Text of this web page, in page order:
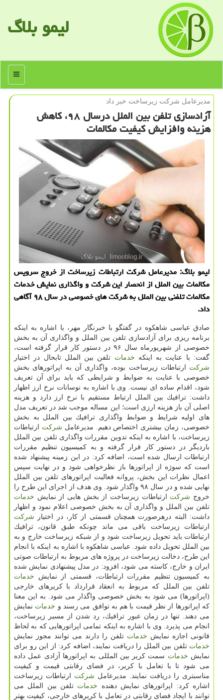
لیمو بلاگ
منو
مدیرعامل شركت زیرساخت خبر داد
آزادسازی تلفن بین الملل درسال ۹۸، كاهش
هزینه وافزایش كیفیت مكالمات
لیمو بلاگ: مدیرعامل شركت ارتباطات زیرساخت از خروج سرویس
مكالمات بین الملل از انحصار این شركت و واگذاری نمایش خدمات
مكالمات تلفنی بین الملل به شركت های خصوصی در سال ۹۸ آگاهی
داد.
صادق عباسی شاهكوه در گفتگو با خبرنگار مهر، با اشاره به اینكه
برنامه ریزی برای آزادسازی تلفن بین الملل و واگذاری آن به بخش
خصوصی از شهریورماه سال ۹۶ در دستور كار قرار گرفته است،
گفت: با عنایت به اینكه خدمات تلفن بین الملل تابحال در اختیار
شركت ارتباطات زیرساخت بوده، واگذاری آن به اپراتورهای بخش
خصوصی با عنایت به ضوابط و شرایطی كه باید برای آن تعریف
شود، اقدام ساده ای نیست. وی با اشاره به نوسانات نرخ ارز اظهار
داشت: ترافیك بین الملل ارتباط مستقیم با نرخ ارز دارد و هزینه
اصلی آن باز هزینه ارزی است؛ این مساله موجب شد در تعریف مدل
های اولیه شرایط و ضوابط واگذاری ترافیك بین الملل به بخش
خصوصی، زمان بیشتری اختصاص دهیم. مدیرعامل شركت ارتباطات
زیرساخت، با اشاره به اینكه تدوین مقررات واگذاری تلفن بین الملل
باردیگر در دستور كار قرار گرفته و به كمیسیون تنظیم مقررات
ارتباطات ارسال شده است، اضافه كرد: در این زمینه پیشنهاد شده
است كه سوژه از اپراتورها باز نظرخواهی شود و در نهایت سپس
اعمال نظرات این بخش، پروانه فعالیت اپراتورهای تلفن بین الملل
نهایی شده و در سال ۹۸ واگذار شود. وی هدف از اجرای این طرح را
خروج شركت ارتباطات زیرساخت از بخش هایی از نمایش خدمات
تلفن بین الملل و واگذاری آن به بخش خصوصی اعلام نمود و اظهار
داشت: البته درهرصورت همچنان قسمتی از كار، در اختیار شركت
ارتباطات زیرساخت باقی می ماند چونكه طبق قانون، ترافیك
ارتباطات باید تحویل زیرساخت شود و از شبكه زیرساخت خارج و به
بین الملل تحویل داده شود. عباسی شاهكوه با اشاره به اینكه با انجام
این طرح، دخالت زیرساخت در پروژه های مربوط به ارتباطات صوتی
ایران و خارج، كاسته می شود، افزود: در مدل پیشنهادی نمایش شده
به كمیسیون تنظیم مقررات ارتباطات، قسمتی از نمایش خدمات
تلفن بین الملل كه مربوط به انعقاد قرارداد با كریرهای خارجی
(اپراتورها) می شود به بخش خصوصی واگذار می شود. به این معنا
كه اپراتورها از نظر قیمت با هم به توافق می رسند و خدمات نمایش
می دهند. تنها در زمان عبور ترافیك، رد شدن از مسیر زیرساخت،
انجام می پذیرد. وی با اشاره به اینكه تمامی اپراتورهایی كه به لحاظ
قانونی اجازه نمایش خدمات تلفن را دارند می توانند مجوز نمایش
خدمات تلفن بین الملل را دریافت نمایند، اضافه كرد: از این رو برای
نمایش خدمات سمت كریر بین المللی به اپراتورها آزادی عمل داده
می شود تا با تعامل با كریر، در فضای رقابتی قیمت و كیفیت
مناسبتری را دریافت نمایند. مدیرعامل شركت ارتباطات زیرساخت
اشاره كرد: اپراتورهای نمایش دهنده خدمات تلفن بین الملل می
توانند با ایجاد فضای رقابتی در تعامل با كریرهای خارجی، كیفیت بهتر